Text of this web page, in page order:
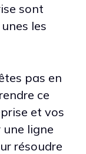
sont
les
pas en
ce
et vos
ligne
résoudre